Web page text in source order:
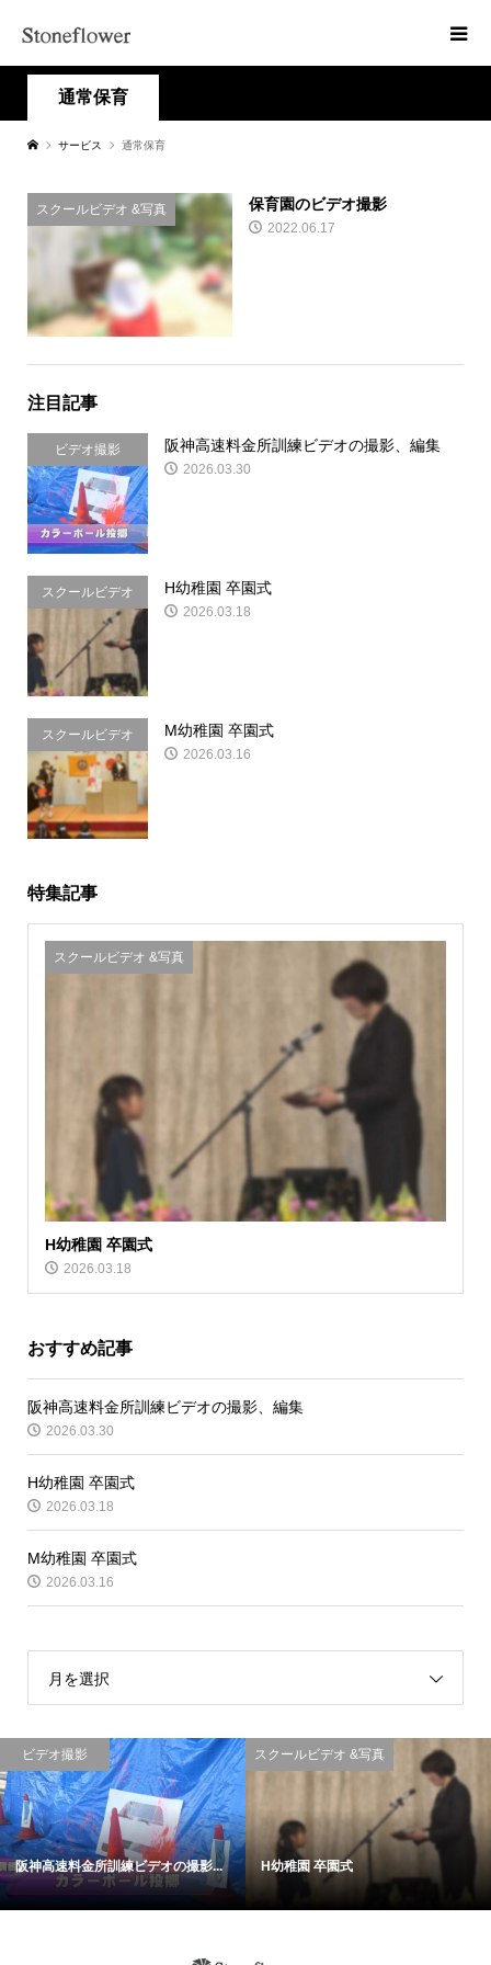
通常保育
サービス 通常保育
スクールビデオ &写真 保育園のビデオ撮影
2022.06.17
注目記事
ビデオ撮影 阪神高速料金所訓練ビデオの撮影、編集
2026.03.30
スクールビデオ
&写真
H幼稚園 卒園式
2026.03.18
スクールビデオ
&写真
M幼稚園 卒園式
2026.03.16
特集記事
スクールビデオ &写真
H幼稚園 卒園式
2026.03.18
おすすめ記事
阪神高速料金所訓練ビデオの撮影、編集
2026.03.30
H幼稚園 卒園式
2026.03.18
M幼稚園 卒園式
2026.03.16
月を選択
ビデオ撮影
阪神高速料金所訓練ビデオの撮影...
スクールビデオ &写真
H幼稚園 卒園式